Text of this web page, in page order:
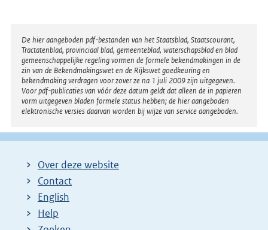
r
n
e
l
i
n
k
Disclaimer
De hier aangeboden pdf-bestanden van het Staatsblad, Staatscourant,
Tractatenblad, provinciaal blad, gemeenteblad, waterschapsblad en blad
gemeenschappelijke regeling vormen de formele bekendmakingen in de
zin van de Bekendmakingswet en de Rijkswet goedkeuring en
bekendmaking verdragen voor zover ze na 1 juli 2009 zijn uitgegeven.
Voor pdf-publicaties van vóór deze datum geldt dat alleen de in papieren
vorm uitgegeven bladen formele status hebben; de hier aangeboden
elektronische versies daarvan worden bij wijze van service aangeboden.
Over deze website
Contact
English
Help